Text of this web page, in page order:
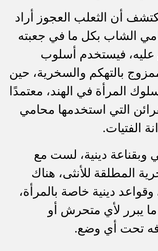
أن الثعلب العجوز أراد
الشاب بكل ما في جعبته
فيستخدم أسلوب
بالتهكم والسخرية، حين
المرأة في الهند، معتمدًا
التي استخدمها محامي
الفتيات.
دينية، لست مع
المطلقة للأنثى، هناك
وقواعد دينية خاصة بالمرأة،
يبرر لأي متحرش أو
تحت أي وضع.